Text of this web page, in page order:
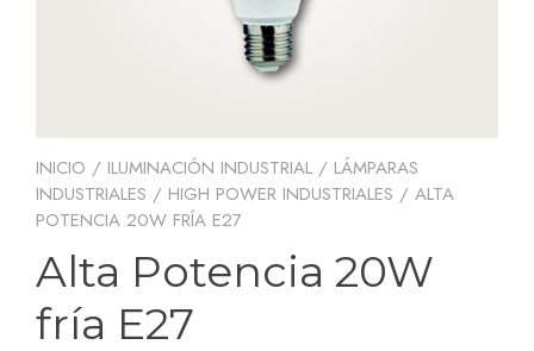
INICIO / ILUMINACIÓN INDUSTRIAL / LÁMPARAS
INDUSTRIALES / HIGH POWER INDUSTRIALES / ALTA
POTENCIA 20W FRÍA E27
Alta Potencia 20W
fría E27